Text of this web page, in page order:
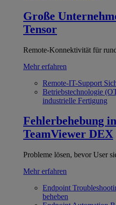
Große
Tensor
Remote-Konnektivität für
Mehr erfahren
Remote-IT-Support
Betriebstechnologie
industrielle Fertigung
Fehlerbehebung
TeamViewer DEX
Probleme lösen, bevor User
Mehr erfahren
Endpoint
beheben